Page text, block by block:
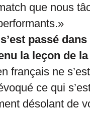
que nous
passé
la leçon de
français ne
ce qui
désolant de